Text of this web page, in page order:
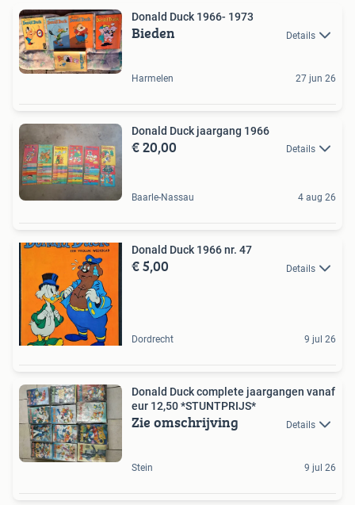
Donald Duck 1966- 1973
Bieden Details
Harmelen 27 jun 26
Donald Duck jaargang 1966
€ 20,00 Details
Baarle-Nassau 4 aug 26
Donald Duck 1966 nr. 47
€ 5,00 Details
Dordrecht 9 jul 26
Donald Duck complete jaargangen vanaf
eur 12,50 *STUNTPRIJS*
Zie omschrijving Details
Stein 9 jul 26